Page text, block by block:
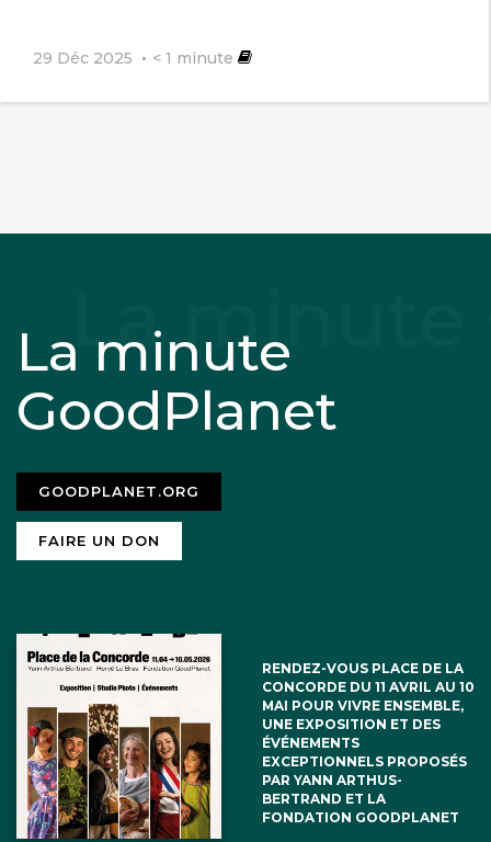
29 Déc 2025 < 1 minute
La minute
GoodPlanet
GOODPLANET.ORG
FAIRE UN DON
RENDEZ-VOUS PLACE DE LA
CONCORDE DU 11 AVRIL AU 10
MAI POUR VIVRE ENSEMBLE,
UNE EXPOSITION ET DES
ÉVÉNEMENTS
EXCEPTIONNELS PROPOSÉS
PAR YANN ARTHUS-
BERTRAND ET LA
FONDATION GOODPLANET